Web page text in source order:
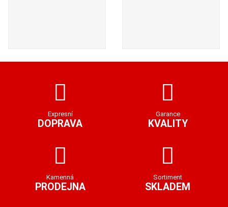
Expresní
DOPRAVA
Garance
KVALITY
Kamenná
PRODEJNA
Sortiment
SKLADEM